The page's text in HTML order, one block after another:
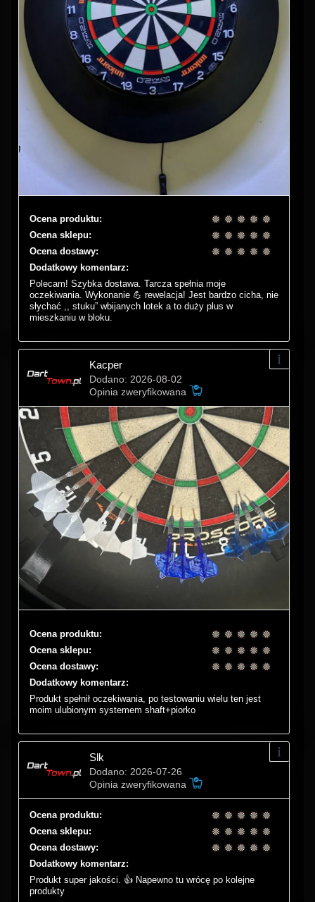
Ocena produktu:
Ocena sklepu:
Ocena dostawy:
Dodatkowy komentarz:
Polecam! Szybka dostawa. Tarcza spełnia moje
oczekiwania. Wykonanie 💪 rewelacja! Jest bardzo cicha, nie
słychać ,, stuku” wbijanych lotek a to duży plus w
mieszkaniu w bloku.
Kacper
Dodano: 2026-08-02
Opinia zweryfikowana
Ocena produktu:
Ocena sklepu:
Ocena dostawy:
Dodatkowy komentarz:
Produkt spełnił oczekiwania, po testowaniu wielu ten jest
moim ulubionym systemem shaft+piorko
Slk
Dodano: 2026-07-26
Opinia zweryfikowana
Ocena produktu:
Ocena sklepu:
Ocena dostawy:
Dodatkowy komentarz:
Produkt super jakości. 👍 Napewno tu wrócę po kolejne
produkty